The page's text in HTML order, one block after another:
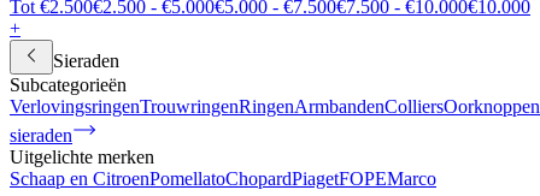
Tot €2.500€2.500 - €5.000€5.000 - €7.500€7.500 - €10.000€10.000
+
Sieraden
Subcategorieën
VerlovingsringenTrouwringenRingenArmbandenColliersOorknoppen
sieraden
Uitgelichte merken
Schaap en CitroenPomellatoChopardPiagetFOPEMarco